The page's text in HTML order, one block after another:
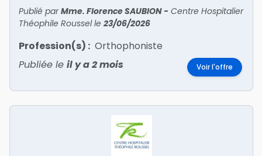
Publié parMme. Florence SAUBION- Centre Hospitalier
Théophile Rousselle 23/06/2026
Profession(s) : Orthophoniste
Publiée le il y a 2 mois Voir l'offre